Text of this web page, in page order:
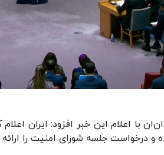
با اعلام این خبر افزود: ایران
و درخواست جلسه شورای امنیت را